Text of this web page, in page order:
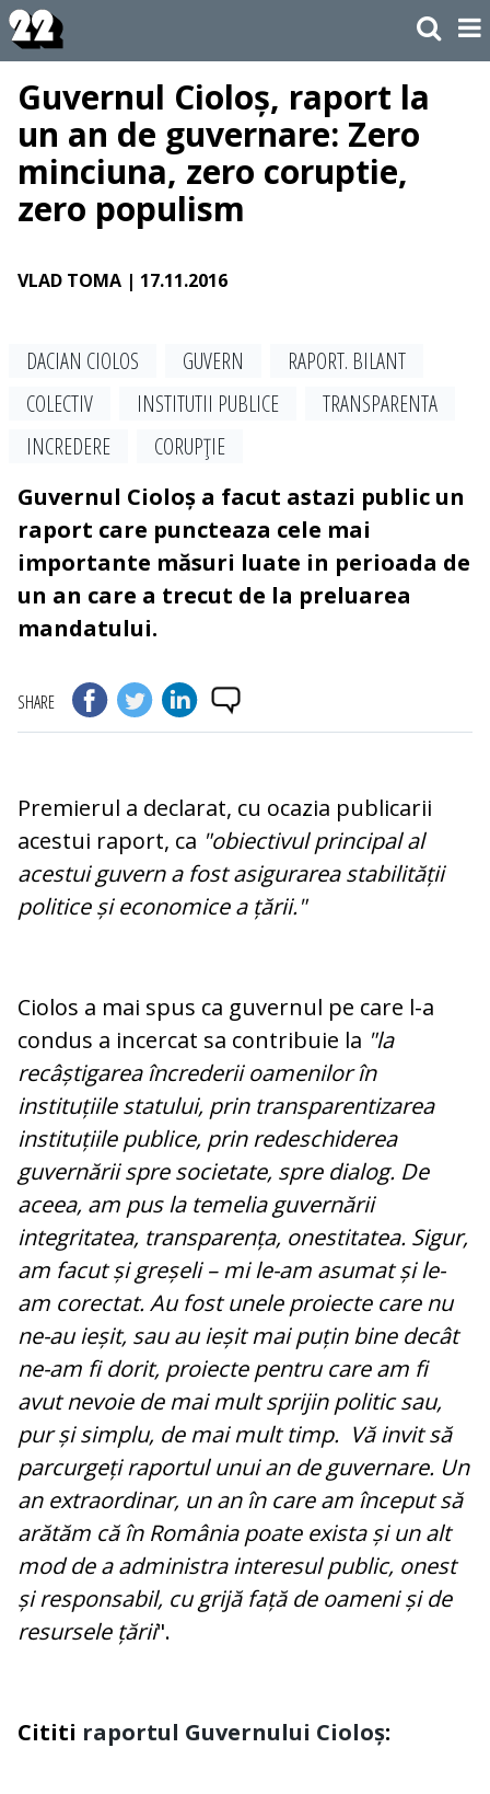
Guvernul Cioloș, raport la
un an de guvernare: Zero
minciuna, zero coruptie,
zero populism
VLAD TOMA | 17.11.2016
DACIAN CIOLOS GUVERN
RAPORT. BILANT
COLECTIV
INSTITUTII PUBLICE
TRANSPARENTA
INCREDERE
CORUPŢIE
Guvernul Cioloș a facut astazi public un
raport care puncteaza cele mai
importante măsuri luate in perioada de
un an care a trecut de la preluarea
mandatului.
SHARE
Premierul a declarat, cu ocazia publicarii
acestui raport, ca "obiectivul principal al
acestui guvern a fost asigurarea stabilității
politice și economice a țării."
Ciolos a mai spus ca guvernul pe care l-a
condus a incercat sa contribuie la "la
recâștigarea încrederii oamenilor în
instituțiile statului, prin transparentizarea
instituțiile publice, prin redeschiderea
guvernării spre societate, spre dialog. De
aceea, am pus la temelia guvernării
integritatea, transparența, onestitatea. Sigur,
am facut și greșeli – mi le-am asumat și le-
am corectat. Au fost unele proiecte care nu
ne-au ieșit, sau au ieșit mai puțin bine decât
ne-am fi dorit, proiecte pentru care am fi
avut nevoie de mai mult sprijin politic sau,
pur și simplu, de mai mult timp. Vă invit să
parcurgeți raportul unui an de guvernare. Un
an extraordinar, un an în care am început să
arătăm că în România poate exista și un alt
mod de a administra interesul public, onest
și responsabil, cu grijă față de oameni și de
resursele țării".
Cititi raportul Guvernului Cioloș: